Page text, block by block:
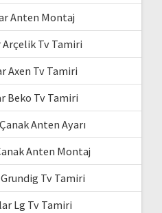
Anten Montaj
Arçelik Tv Tamiri
Axen Tv Tamiri
Beko Tv Tamiri
Anten Ayarı
Anten Montaj
Grundig Tv Tamiri
Lg Tv Tamiri